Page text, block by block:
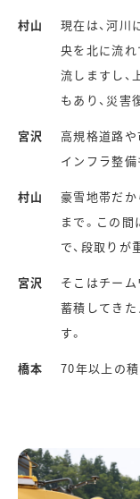
村山
現在は、河川
央を北に流れ
流しますし、
もあり、災害
宮沢
高規格道路
インフラ整備
村山
豪雪地帯だ
まで。この
で、段取りが
宮沢
そこはチー
蓄積してきた
す。
橋本 70年以上の